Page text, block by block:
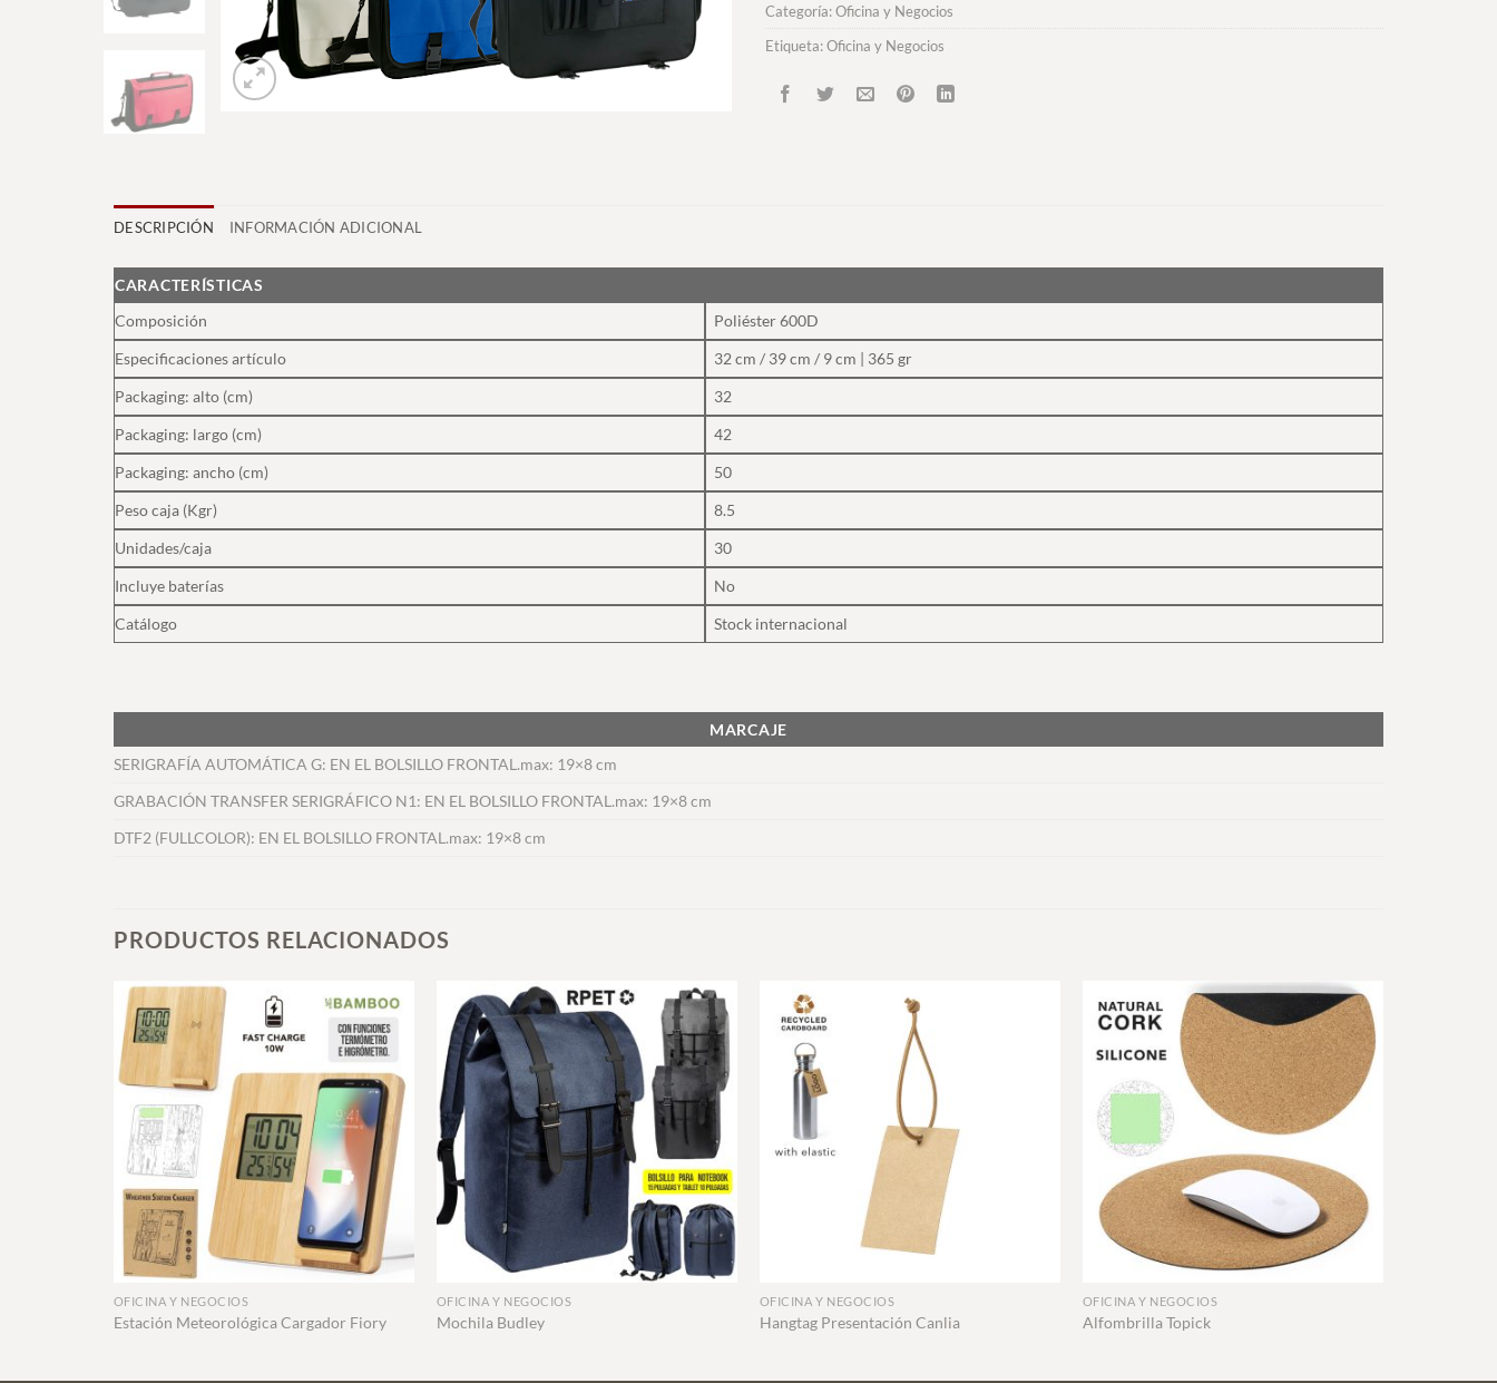
Categoría:Oficina y Negocios
Etiqueta:Oficina y Negocios
DESCRIPCIÓN INFORMACIÓN ADICIONAL
CARACTERÍSTICAS
Composición
Poliéster 600D
Especificaciones artículo
32 cm / 39 cm / 9 cm | 365 gr
Packaging: alto (cm)
32
Packaging: largo (cm)
42
Packaging: ancho (cm)
50
Peso caja (Kgr)
8.5
Unidades/caja
30
Incluye baterías
No
Catálogo
Stock internacional
MARCAJE
SERIGRAFÍA AUTOMÁTICA G: EN EL BOLSILLO FRONTAL.max: 19×8 cm
GRABACIÓN TRANSFER SERIGRÁFICO N1: EN EL BOLSILLO FRONTAL.max: 19×8 cm
DTF2 (FULLCOLOR): EN EL BOLSILLO FRONTAL.max: 19×8 cm
PRODUCTOS RELACIONADOS
+
OFICINA Y NEGOCIOS
Estación Meteorológica Cargador Fiory
OFICINA Y NEGOCIOS
Mochila Budley
OFICINA Y NEGOCIOS
Hangtag Presentación Canlia
OFICINA Y NEGOCIOS
Alfombrilla Topick